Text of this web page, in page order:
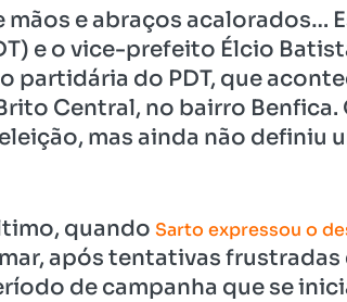
e abraços acalorados…
e o vice-prefeito Élcio
partidária do PDT, que
Central, no bairro
mas ainda não definiu
quando Sarto expressou o
após tentativas frustradas
de campanha que se